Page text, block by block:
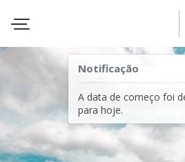
Notificação
A data de começo foi
para hoje.